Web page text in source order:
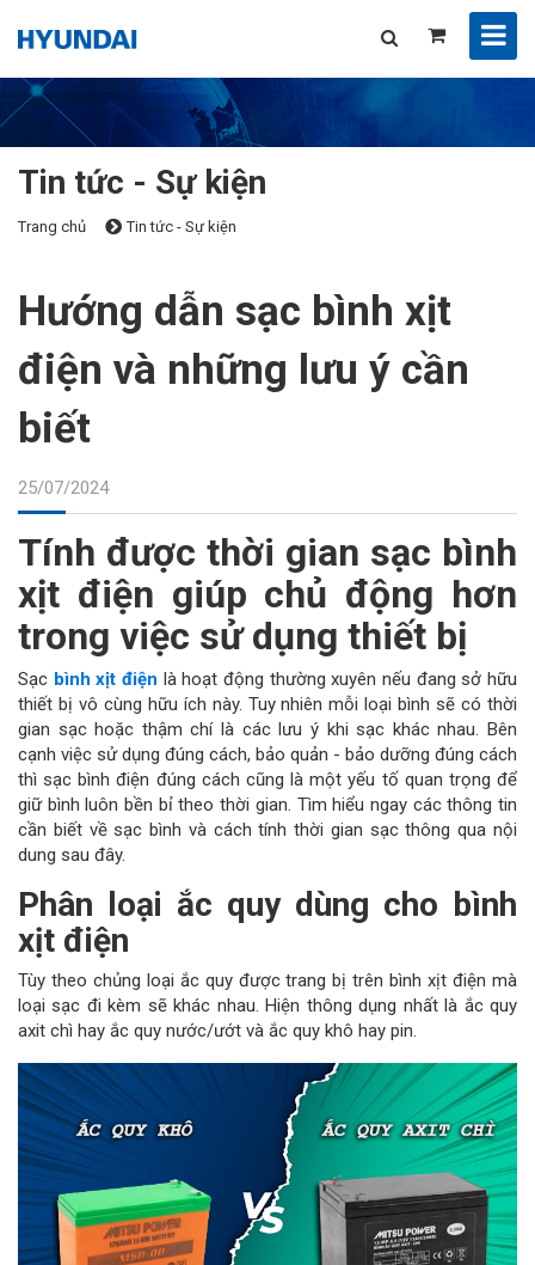
Tin tức - Sự kiện
Trang chủ Tin tức - Sự kiện
Hướng dẫn sạc bình xịt
điện và những lưu ý cần
biết
25/07/2024
Tính được thời gian sạc bình
xịt điện giúp chủ động hơn
trong việc sử dụng thiết bị
Sạc bình xịt điện là hoạt động thường xuyên nếu đang sở hữu
thiết bị vô cùng hữu ích này. Tuy nhiên mỗi loại bình sẽ có thời
gian sạc hoặc thậm chí là các lưu ý khi sạc khác nhau. Bên
cạnh việc sử dụng đúng cách, bảo quản - bảo dưỡng đúng cách
thì sạc bình điện đúng cách cũng là một yếu tố quan trọng để
giữ bình luôn bền bỉ theo thời gian. Tìm hiểu ngay các thông tin
cần biết về sạc bình và cách tính thời gian sạc thông qua nội
dung sau đây.
Phân loại ắc quy dùng cho bình
xịt điện
Tùy theo chủng loại ắc quy được trang bị trên bình xịt điện mà
loại sạc đi kèm sẽ khác nhau. Hiện thông dụng nhất là ắc quy
axit chì hay ắc quy nước/ướt và ắc quy khô hay pin.